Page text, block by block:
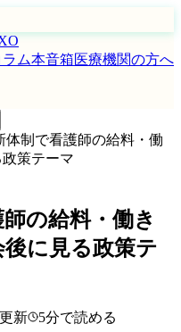
ラム本音箱医療機関の方へ
体制で看護師の給料・働
策テーマ
の給料・働き
に見る政策テ
更新 5分で読める